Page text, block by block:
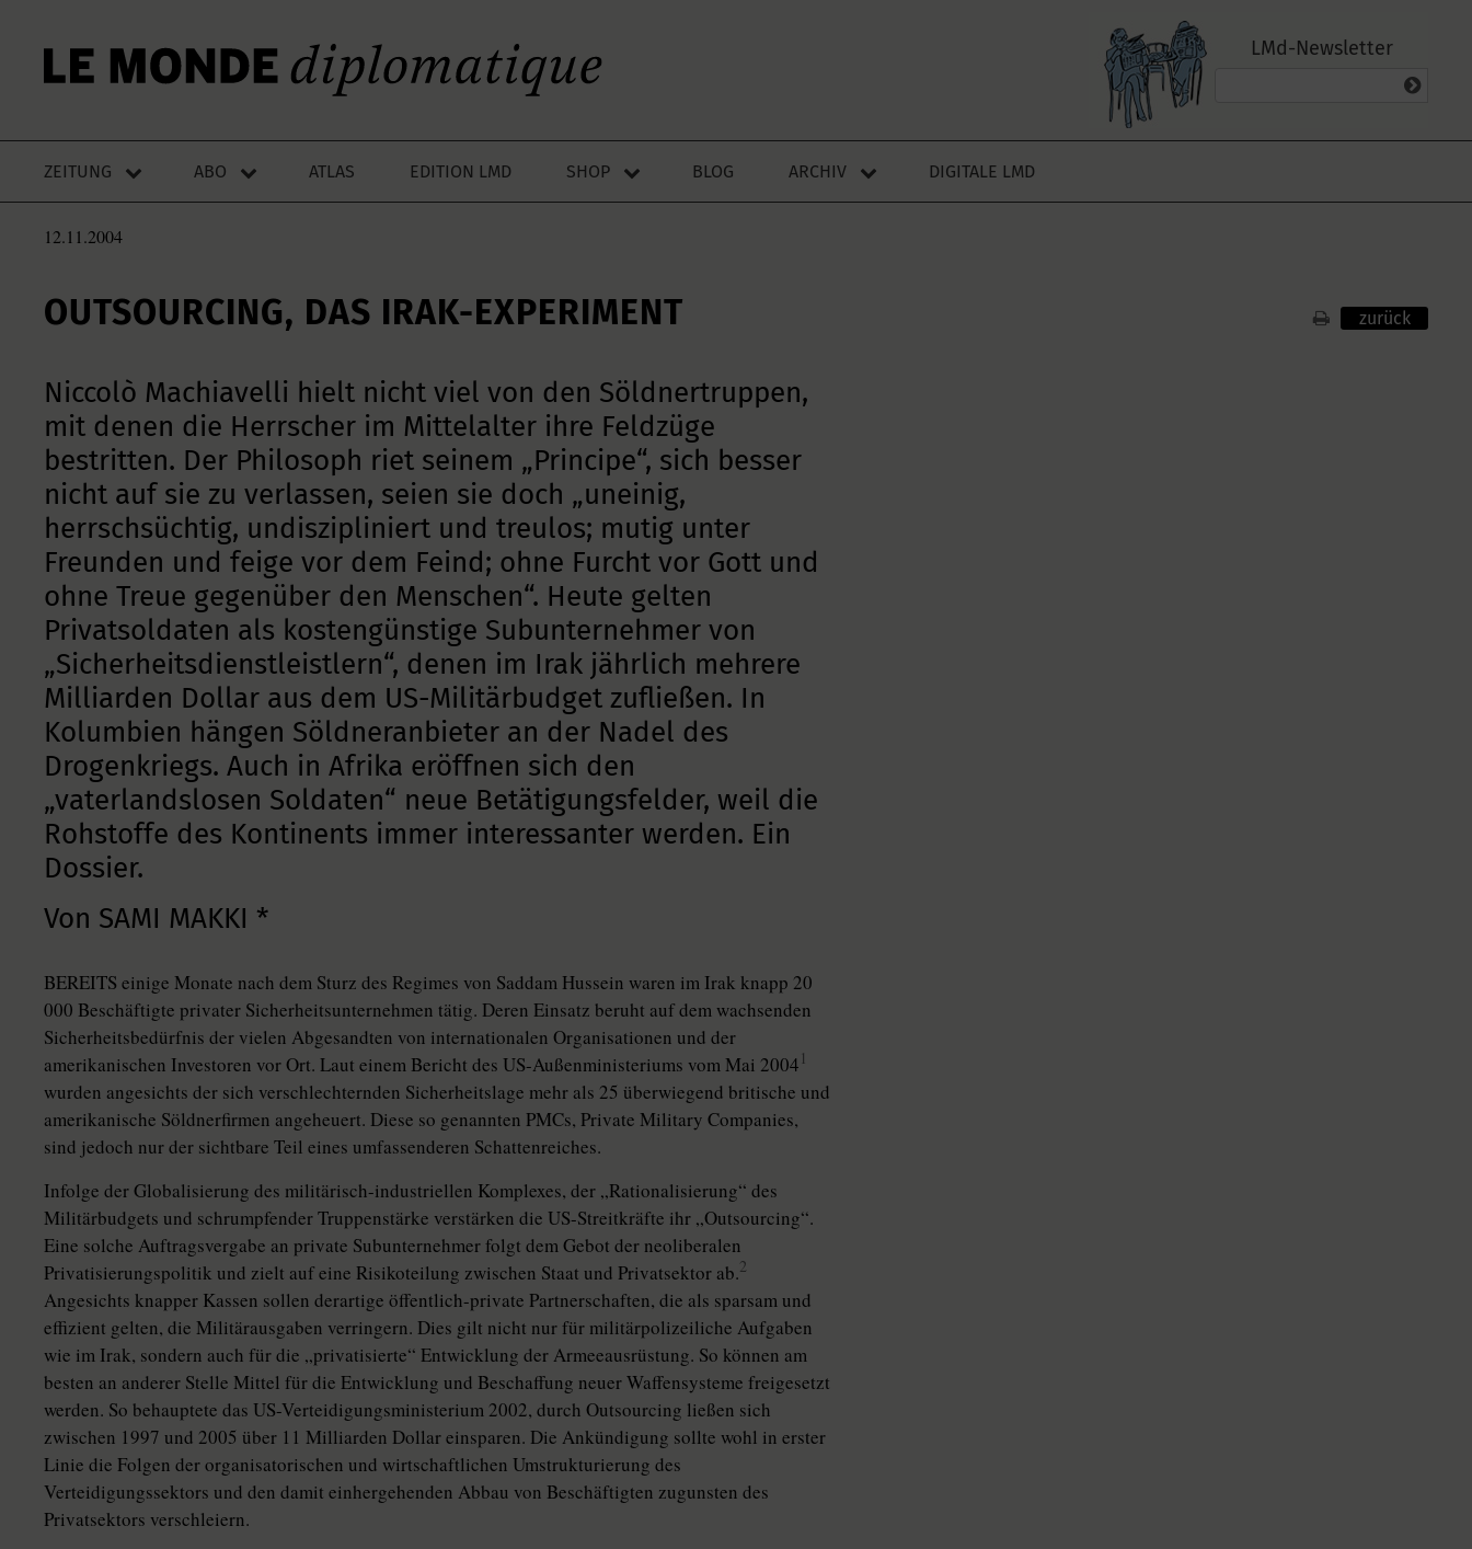
LMd-Newsletter
ZEITUNG ABO ATLAS EDITION LMD SHOP BLOG ARCHIV DIGITALE LMD
12.11.2004
OUTSOURCING, DAS IRAK-EXPERIMENT zurück
Niccolò Machiavelli hielt nicht viel von den Söldnertruppen,
mit denen die Herrscher im Mittelalter ihre Feldzüge
bestritten. Der Philosoph riet seinem „Principe“, sich besser
nicht auf sie zu verlassen, seien sie doch „uneinig,
herrschsüchtig, undiszipliniert und treulos; mutig unter
Freunden und feige vor dem Feind; ohne Furcht vor Gott und
ohne Treue gegenüber den Menschen“. Heute gelten
Privatsoldaten als kostengünstige Subunternehmer von
„Sicherheitsdienstleistlern“, denen im Irak jährlich mehrere
Milliarden Dollar aus dem US-Militärbudget zufließen. In
Kolumbien hängen Söldneranbieter an der Nadel des
Drogenkriegs. Auch in Afrika eröffnen sich den
„vaterlandslosen Soldaten“ neue Betätigungsfelder, weil die
Rohstoffe des Kontinents immer interessanter werden. Ein
Dossier.
Von SAMI MAKKI *
BEREITS einige Monate nach dem Sturz des Regimes von Saddam Hussein waren im Irak knapp 20
000 Beschäftigte privater Sicherheitsunternehmen tätig. Deren Einsatz beruht auf dem wachsenden
Sicherheitsbedürfnis der vielen Abgesandten von internationalen Organisationen und der
amerikanischen Investoren vor Ort. Laut einem Bericht des US-Außenministeriums vom Mai 2004 1
wurden angesichts der sich verschlechternden Sicherheitslage mehr als 25 überwiegend britische und
amerikanische Söldnerfirmen angeheuert. Diese so genannten PMCs, Private Military Companies,
sind jedoch nur der sichtbare Teil eines umfassenderen Schattenreiches.
Infolge der Globalisierung des militärisch-industriellen Komplexes, der „Rationalisierung“ des
Militärbudgets und schrumpfender Truppenstärke verstärken die US-Streitkräfte ihr „Outsourcing“.
Eine solche Auftragsvergabe an private Subunternehmer folgt dem Gebot der neoliberalen
Privatisierungspolitik und zielt auf eine Risikoteilung zwischen Staat und Privatsektor ab.2
Angesichts knapper Kassen sollen derartige öffentlich-private Partnerschaften, die als sparsam und
effizient gelten, die Militärausgaben verringern. Dies gilt nicht nur für militärpolizeiliche Aufgaben
wie im Irak, sondern auch für die „privatisierte“ Entwicklung der Armeeausrüstung. So können am
besten an anderer Stelle Mittel für die Entwicklung und Beschaffung neuer Waffensysteme freigesetzt
werden. So behauptete das US-Verteidigungsministerium 2002, durch Outsourcing ließen sich
zwischen 1997 und 2005 über 11 Milliarden Dollar einsparen. Die Ankündigung sollte wohl in erster
Linie die Folgen der organisatorischen und wirtschaftlichen Umstrukturierung des
Verteidigungssektors und den damit einhergehenden Abbau von Beschäftigten zugunsten des
Privatsektors verschleiern.